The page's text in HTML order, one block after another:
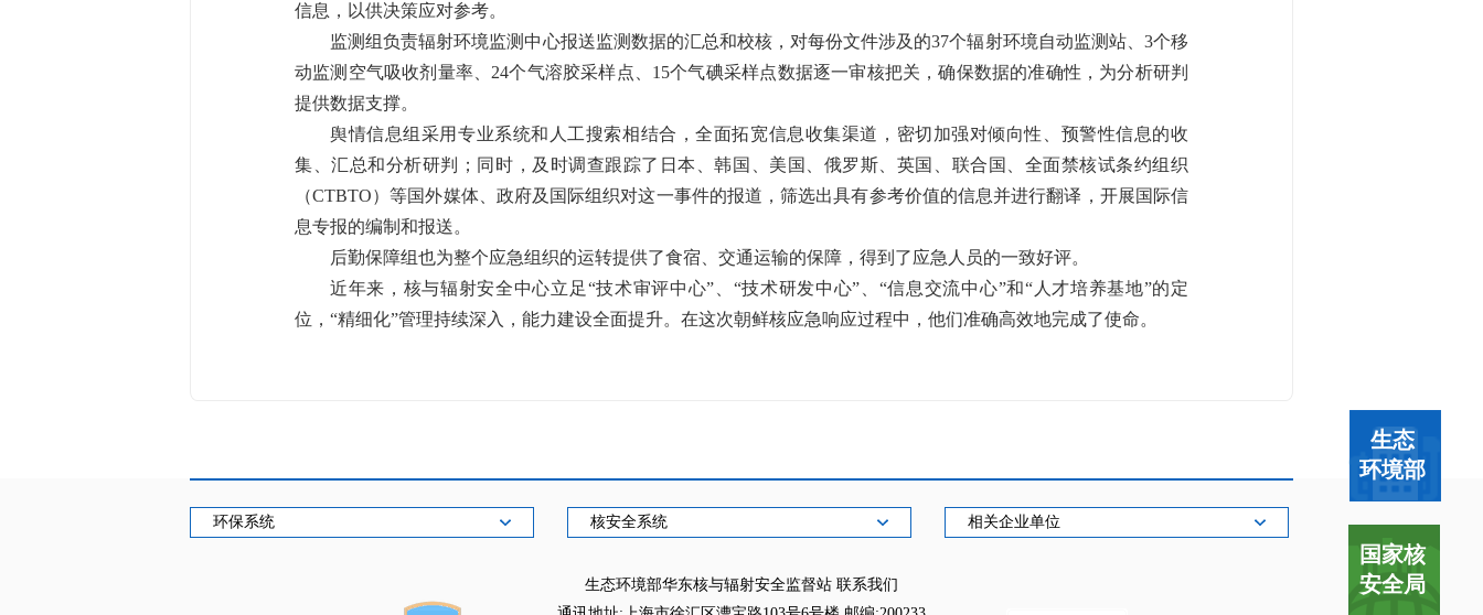
信息，以供决策应对参考。
监测组负责辐射环境监测中心报送监测数据的汇总和校核，对每份文件涉及的37个辐射环境自动监测站、3个移
动监测空气吸收剂量率、24个气溶胶采样点、15个气碘采样点数据逐一审核把关，确保数据的准确性，为分析研判
提供数据支撑。
舆情信息组采用专业系统和人工搜索相结合，全面拓宽信息收集渠道，密切加强对倾向性、预警性信息的收
集、汇总和分析研判；同时，及时调查跟踪了日本、韩国、美国、俄罗斯、英国、联合国、全面禁核试条约组织
（CTBTO）等国外媒体、政府及国际组织对这一事件的报道，筛选出具有参考价值的信息并进行翻译，开展国际信
息专报的编制和报送。
后勤保障组也为整个应急组织的运转提供了食宿、交通运输的保障，得到了应急人员的一致好评。
近年来，核与辐射安全中心立足“技术审评中心”、“技术研发中心”、“信息交流中心”和“人才培养基地”的定
位，“精细化”管理持续深入，能力建设全面提升。在这次朝鲜核应急响应过程中，他们准确高效地完成了使命。
环保系统 核安全系统 相关企业单位
生态环境部华东核与辐射安全监督站 联系我们
生态
环境部
国家核
安全局